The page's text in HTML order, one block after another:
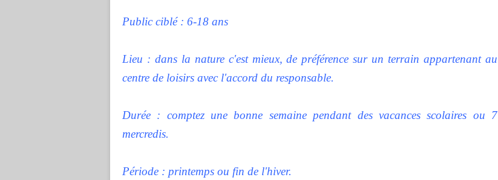
Public ciblé : 6-18 ans
Lieu : dans la nature c'est mieux, de préférence sur un terrain appartenant au
centre de loisirs avec l'accord du responsable.
Durée : comptez une bonne semaine pendant des vacances scolaires ou 7
mercredis.
Période : printemps ou fin de l'hiver.